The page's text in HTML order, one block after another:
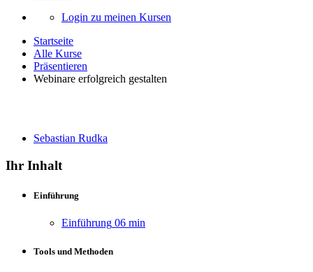
Login zu meinen Kursen
Startseite
Alle Kurse
Präsentieren
Webinare erfolgreich gestalten
Sebastian Rudka
Ihr Inhalt
Einführung
Einführung 06 min
Tools und Methoden